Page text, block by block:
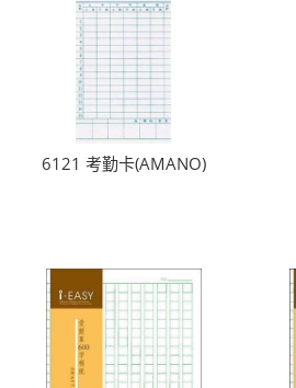
6121 考勤卡(AMANO)